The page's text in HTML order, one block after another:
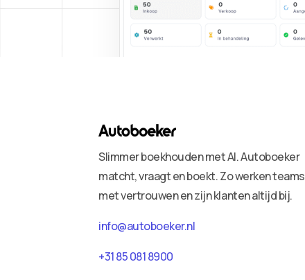
Slimmer boekhouden met AI. Autoboeker
matcht, vraagt en boekt. Zo werken teams
met vertrouwen en zijn klanten altijd bij.
info@autoboeker.nl
+31 85 081 8900